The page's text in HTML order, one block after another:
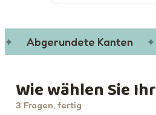
Abgerundete Kanten ✦
Wie wählen Sie Ihr
3 Fragen, fertig